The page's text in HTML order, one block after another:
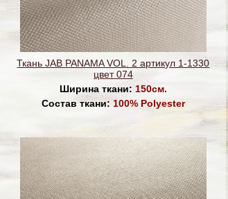
Ткань JAB PANAMA VOL. 2 артикул 1-1330
цвет 074
Ширина ткани: 150см.
Состав ткани: 100% Polyester